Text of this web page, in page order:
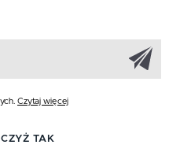
Czytaj więcej
CZYŻ TAK